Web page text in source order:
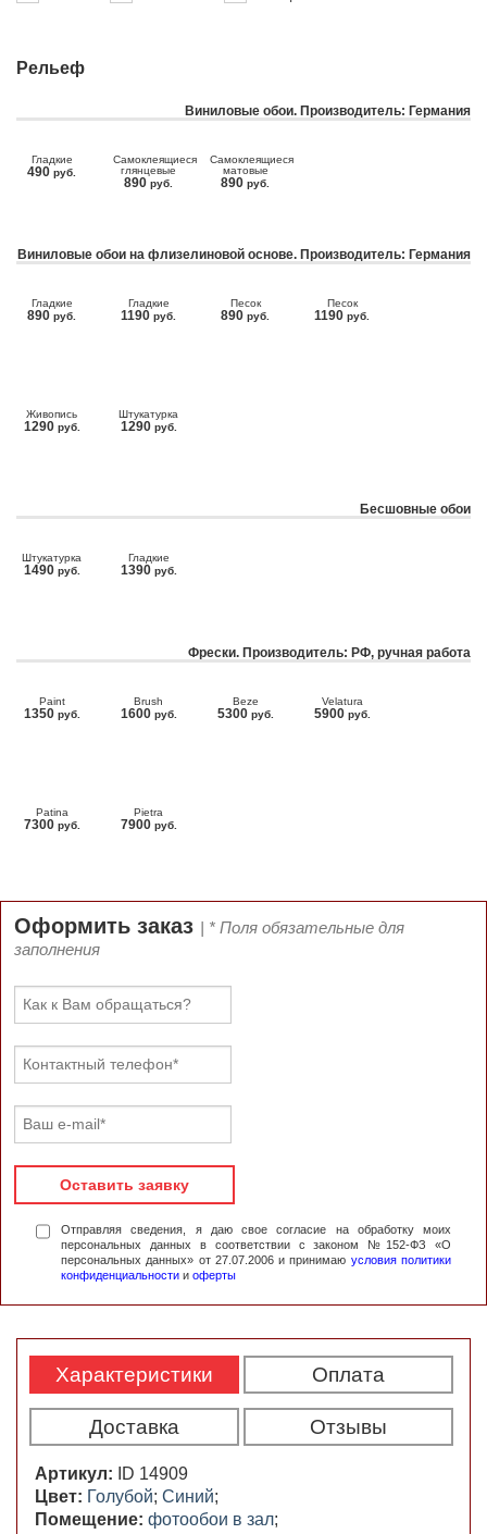
Рельеф
Виниловые обои. Производитель: Германия
Гладкие
490 руб.
Самоклеящиеся
глянцевые
890 руб.
Самоклеящиеся
матовые
890 руб.
Виниловые обои на флизелиновой основе. Производитель: Германия
Гладкие
890 руб.
Гладкие
1190 руб.
Песок
890 руб.
Песок
1190 руб.
Живопись
1290 руб.
Штукатурка
1290 руб.
Бесшовные обои
Штукатурка
1490 руб.
Гладкие
1390 руб.
Фрески. Производитель: РФ, ручная работа
Paint
1350 руб.
Brush
1600 руб.
Beze
5300 руб.
Velatura
5900 руб.
Patina
7300 руб.
Pietra
7900 руб.
Оформить заказ | * Поля обязательные для
заполнения
Оставить заявку
Отправляя сведения, я даю свое согласие на обработку моих
персональных данных в соответствии с законом №152-ФЗ «О
персональных данных» от 27.07.2006 и принимаю условия политики
конфиденциальности и оферты
Характеристики Оплата
Доставка Отзывы
Артикул:
ID 14909
Цвет: Голубой; Синий;
Помещение: фотообои в зал;